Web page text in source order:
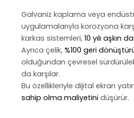
Galvaniz kaplama veya
uygulamalarıyla korozyona
karkas sistemleri, 10 yılı aşkın
Ayrıca çelik, %100 geri
olduğundan çevresel
da karşılar.
Bu özellikleriyle dijital ekran
sahip olma maliyetini düşürür.